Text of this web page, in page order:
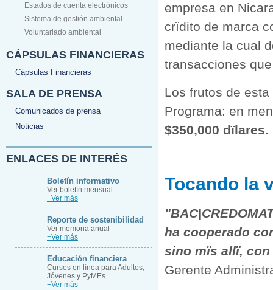
Estados de cuenta electrónicos
Sistema de gestión ambiental
Voluntariado ambiental
CÁPSULAS FINANCIERAS
Cápsulas Financieras
SALA DE PRENSA
Comunicados de prensa
Noticias
ENLACES DE INTERÉS
Boletín informativo
Ver boletïn mensual
+Ver más
Reporte de sostenibilidad
Ver memoria anual
+Ver más
Educación financiera
Cursos en línea para Adultos,
Jóvenes y PyMEs
+Ver más
empresa en
crïdito de marca
mediante la cual
transacciones
Los frutos de
Programa: en
$350,000 dïlares.
Tocando la
ha cooperado
sino mïs allï,
Gerente